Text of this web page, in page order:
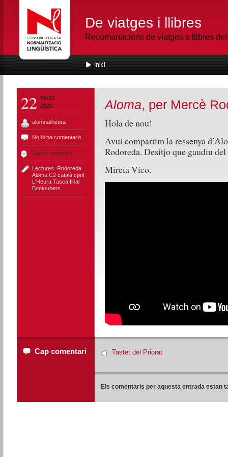
De viatges i llibres
Recomanacions de viatges o llibres
Inici
22
MAIG
2020
alumnatheura
No hi ha comentaris
Sense categoria
Lectures
Rodoreda
Aloma C2 català cpnl
L'Heura Tasca final
Booktubers
Aloma, per Mercè
Hola de nou!
Avui compartim la ressenya
Rodoreda. Desitjo que gaudiu
Mireia Vico.
Cap comentari Tastet del Priorat
Els comentaris per aquesta entrada estan